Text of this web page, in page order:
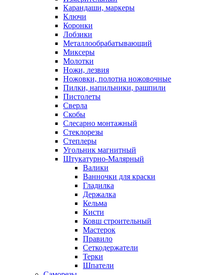
Карандаши, маркеры
Ключи
Коронки
Лобзики
Металлообрабатывающий
Миксеры
Молотки
Ножи, лезвия
Ножовки, полотна ножовочные
Пилки, напильники, рашпили
Пистолеты
Сверла
Скобы
Слесарно монтажный
Стеклорезы
Степлеры
Угольник магнитный
Штукатурно-Малярный
Валики
Ванночки для краски
Гладилка
Держалка
Кельма
Кисти
Ковш строительный
Мастерок
Правило
Сеткодержатели
Терки
Шпатели